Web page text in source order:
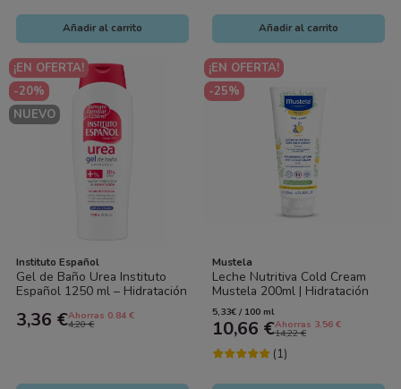
Añadir al carrito Añadir al carrito
¡EN OFERTA!
-20%
NUEVO
Instituto Español
Gel de Baño Urea Instituto
Español 1250 ml – Hidratación
3,36 €Ahorras 0.84 €
4,20 €
¡EN OFERTA!
-25%
Mustela
Leche Nutritiva Cold Cream
Mustela 200ml | Hidratación
Intensa para Piel Seca Bebé
5,33€ / 100 ml
10,66 €Ahorras 3.56 €
14,22 €
(1)